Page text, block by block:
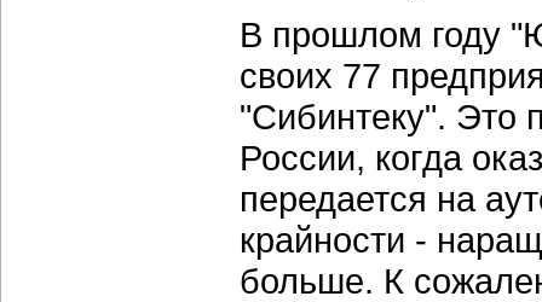
В прошлом году
своих 77
"Сибинтеку". Это
России, когда
передается на
крайности -
больше. К